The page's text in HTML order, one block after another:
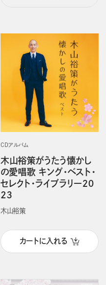
CDアルバム
木山裕策がうたう懐かし
の愛唱歌 キング・ベスト・
セレクト・ライブラリー20
23
木山裕策
カートに入れる